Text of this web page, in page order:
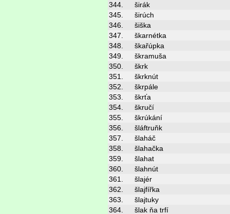
344.
širák
345.
širúch
346.
šiška
347.
škarnétka
348.
škařúpka
349.
škramuša
350.
škrk
351.
škrknút
352.
škrpále
353.
škrťa
354.
škručí
355.
škrúkání
356.
šláftruňk
357.
šlaháč
358.
šlahačka
359.
šlahat
360.
šlahnút
361.
šlajér
362.
šlajfířka
363.
šlajtuky
364.
šlak ňa trfí